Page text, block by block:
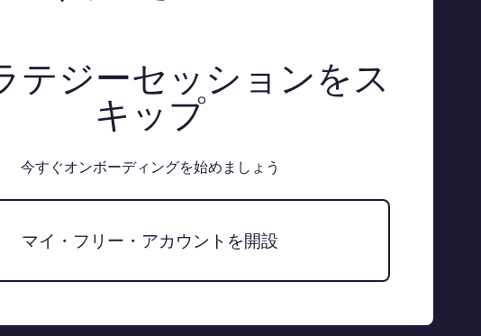
テジーセッションをス
キップ
今すぐオンボーディングを始めましょう
マイ・フリー・アカウントを開設